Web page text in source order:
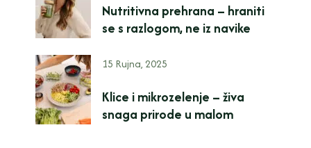
Nutritivna prehrana – hraniti
se s razlogom, ne iz navike
15 Rujna, 2025
Klice i mikrozelenje – živa
snaga prirode u malom